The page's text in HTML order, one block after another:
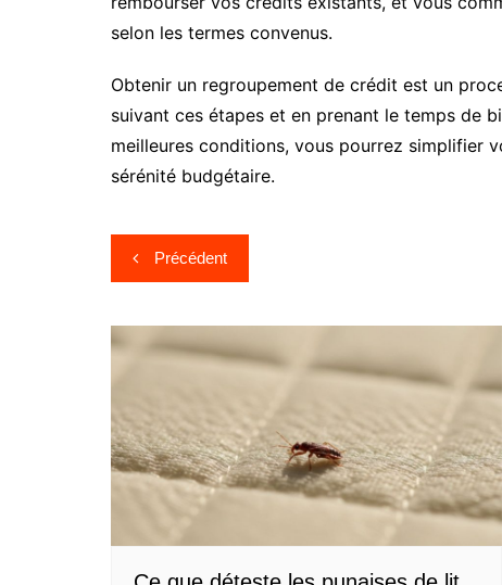
selon les termes convenus.
Obtenir un regroupement de crédit est un
suivant ces étapes et en prenant le temps de
meilleures conditions, vous pourrez simplifier
sérénité budgétaire.
Navigation
de
l’article
Précédent